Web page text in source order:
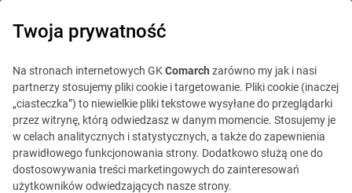
Twoja prywatność
Na stronach internetowych GKComarch zarówno my jak i nasi
partnerzy stosujemy pliki cookie i targetowanie. Pliki cookie (inaczej
„ciasteczka”) to niewielkie pliki tekstowe wysyłane do przeglądarki
przez witrynę, którą odwiedzasz w danym momencie. Stosujemy je
w celach analitycznych i statystycznych, a także do zapewnienia
prawidłowego funkcjonowania strony. Dodatkowo służą one do
dostosowywania treści marketingowych do zainteresowań
użytkowników odwiedzających nasze strony.